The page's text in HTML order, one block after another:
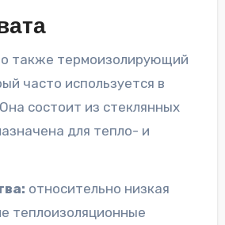
также термоизолирующий
часто используется в
состоит из стеклянных
для тепло- и
относительно низкая
теплоизоляционные